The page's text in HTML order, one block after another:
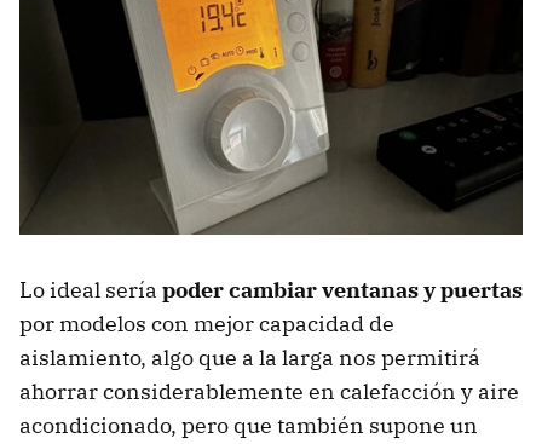
Lo ideal sería poder cambiar ventanas y puertas
por modelos con mejor capacidad de
aislamiento, algo que a la larga nos permitirá
ahorrar considerablemente en calefacción y aire
acondicionado, pero que también supone un